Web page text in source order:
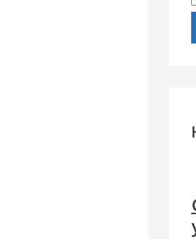
г
: